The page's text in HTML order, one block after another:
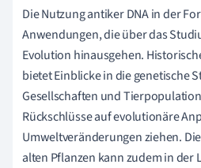
Die Nutzung antiker DNA in der
Anwendungen, die über das
Evolution hinausgehen.
bietet Einblicke in die genetische
Gesellschaften und
Rückschlüsse auf evolutionäre
Umweltveränderungen ziehen.
alten Pflanzen kann zudem in